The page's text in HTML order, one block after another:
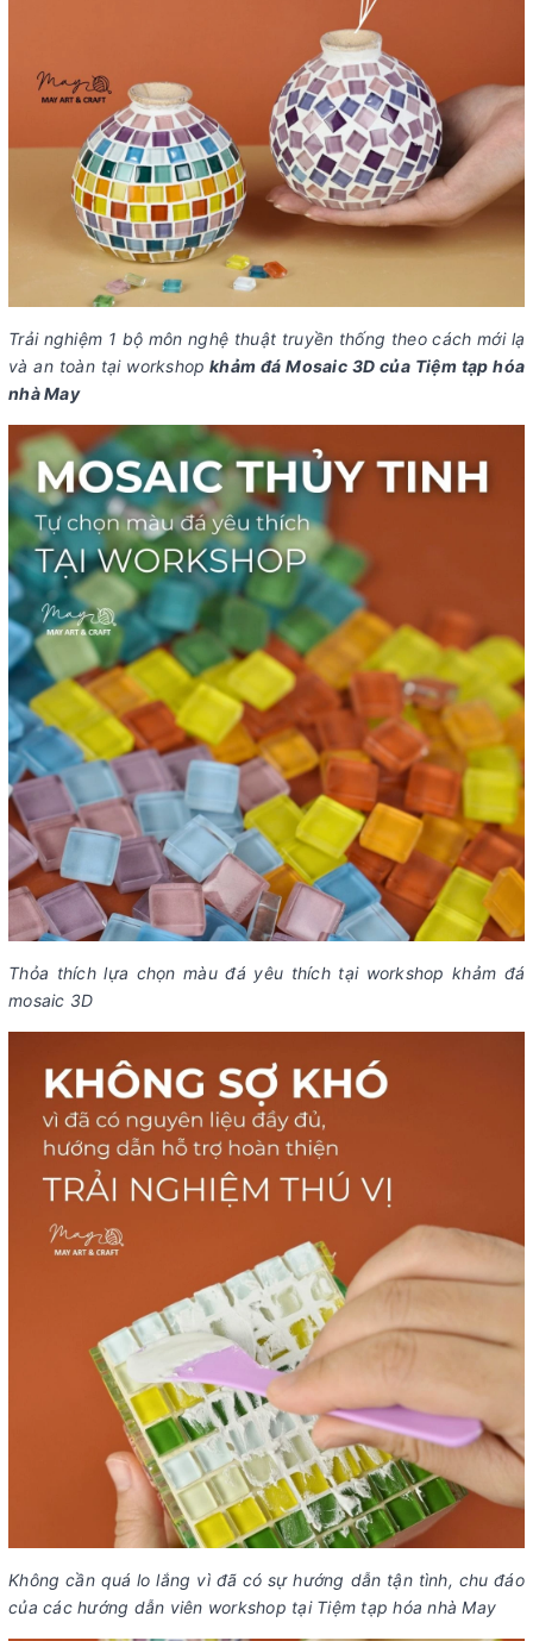
Trải nghiệm 1 bộ môn nghệ thuật truyền thống theo cách mới lạ
và an toàn tại workshop khảm đá Mosaic 3D của Tiệm tạp hóa
nhà May
Thỏa thích lựa chọn màu đá yêu thích tại workshop khảm đá
mosaic 3D
Không cần quá lo lắng vì đã có sự hướng dẫn tận tình, chu đáo
của các hướng dẫn viên workshop tại Tiệm tạp hóa nhà May